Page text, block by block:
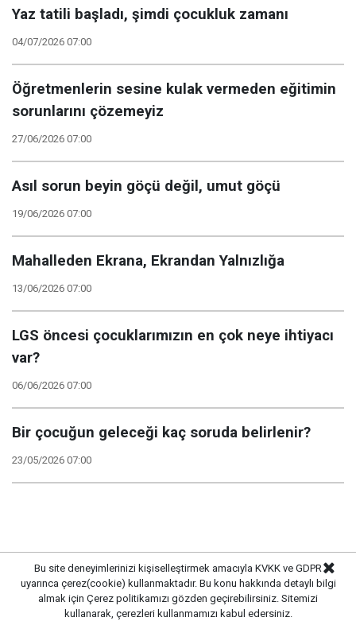
Yaz tatili başladı, şimdi çocukluk zamanı
04/07/2026 07:00
Öğretmenlerin sesine kulak vermeden eğitimin
sorunlarını çözemeyiz
27/06/2026 07:00
Asıl sorun beyin göçü değil, umut göçü
19/06/2026 07:00
Mahalleden Ekrana, Ekrandan Yalnızlığa
13/06/2026 07:00
LGS öncesi çocuklarımızın en çok neye ihtiyacı
var?
06/06/2026 07:00
Bir çocuğun geleceği kaç soruda belirlenir?
23/05/2026 07:00
Bu site deneyimlerinizi kişiselleştirmek amacıyla KVKK ve GDPR
uyarınca çerez(cookie) kullanmaktadır. Bu konu hakkında detaylı bilgi
almak için Çerez politikamızı gözden geçirebilirsiniz. Sitemizi
kullanarak, çerezleri kullanmamızı kabul edersiniz.